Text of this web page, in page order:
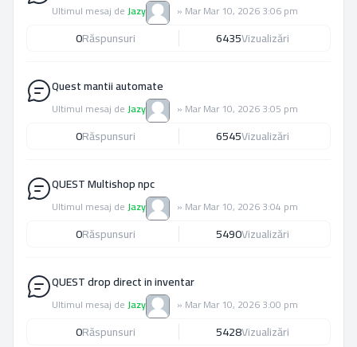
Ultimul mesaj deJazy » Mar Mar 10, 2026 3:06 pm
0Răspunsuri 6435Vizualizări
Quest mantii automate
Ultimul mesaj deJazy » Mar Mar 10, 2026 3:05 pm
0Răspunsuri 6545Vizualizări
QUEST Multishop npc
Ultimul mesaj deJazy » Mar Mar 10, 2026 3:04 pm
0Răspunsuri 5490Vizualizări
QUEST drop direct in inventar
Ultimul mesaj deJazy » Mar Mar 10, 2026 3:00 pm
0Răspunsuri 5428Vizualizări